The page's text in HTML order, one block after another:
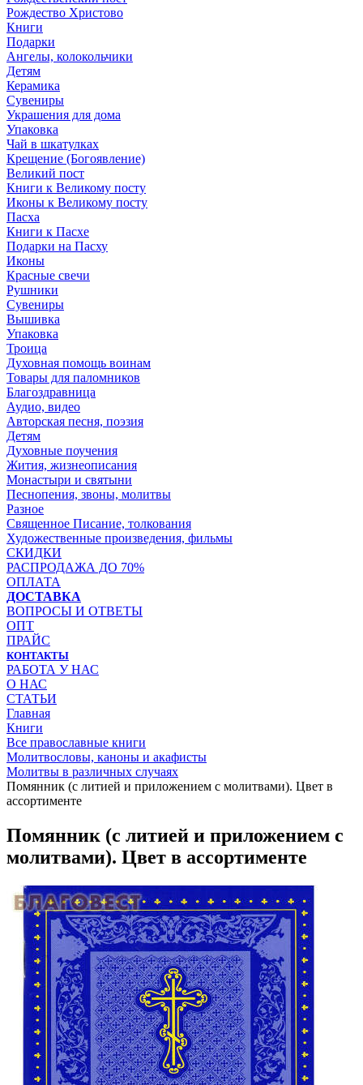
Рождество Христово
Книги
Подарки
Ангелы, колокольчики
Детям
Керамика
Сувениры
Украшения для дома
Упаковка
Чай в шкатулках
Крещение (Богоявление)
Великий пост
Книги к Великому посту
Иконы к Великому посту
Пасха
Книги к Пасхе
Подарки на Пасху
Иконы
Красные свечи
Рушники
Сувениры
Вышивка
Упаковка
Троица
Духовная помощь воинам
Товары для паломников
Благоздравница
Аудио, видео
Авторская песня, поэзия
Детям
Духовные поучения
Жития, жизнеописания
Монастыри и святыни
Песнопения, звоны, молитвы
Разное
Священное Писание, толкования
Художественные произведения, фильмы
СКИДКИ
РАСПРОДАЖА ДО 70%
ОПЛАТА
ДОСТАВКА
ВОПРОСЫ И ОТВЕТЫ
ОПТ
ПРАЙС
КОНТАКТЫ
РАБОТА У НАС
О НАС
СТАТЬИ
Главная
Книги
Все православные книги
Молитвословы, каноны и акафисты
Молитвы в различных случаях
Помянник (с литией и приложением с молитвами). Цвет в
ассортименте
Помянник (с литией и приложением с
молитвами). Цвет в ассортименте